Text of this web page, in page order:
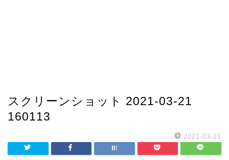
スクリーンショット 2021-03-21
160113
2021-03-21